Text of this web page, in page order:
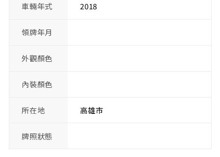
車輛年式 2018
領牌年月
外觀顏色
內裝顏色
所在地 高雄市
牌照狀態